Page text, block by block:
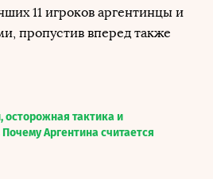
11 игроков аргентинцы и
пропустив вперед также
тактика и
Аргентина считается